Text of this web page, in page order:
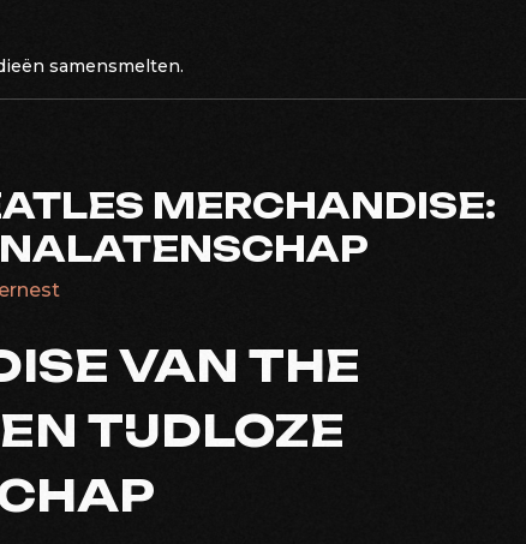
samensmelten.
MERCHANDISE:
VAN THE
TIJDLOZE